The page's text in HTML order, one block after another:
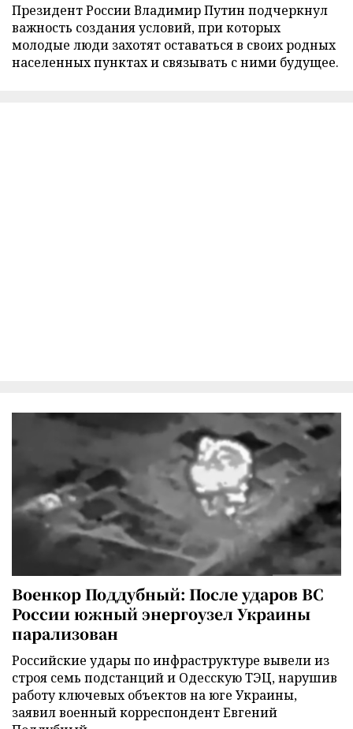
Президент России Владимир Путин подчеркнул
важность создания условий, при которых
молодые люди захотят оставаться в своих родных
населенных пунктах и связывать с ними будущее.
Военкор Поддубный: После ударов ВС
России южный энергоузел Украины
парализован
Российские удары по инфраструктуре вывели из
строя семь подстанций и Одесскую ТЭЦ, нарушив
работу ключевых объектов на юге Украины,
заявил военный корреспондент Евгений